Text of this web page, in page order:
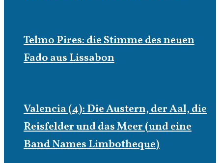
Telmo Pires: die Stimme des neuen
Fado aus Lissabon
Valencia (4): Die Austern, der Aal, die
Reisfelder und das Meer (und eine
Band Names Limbotheque)